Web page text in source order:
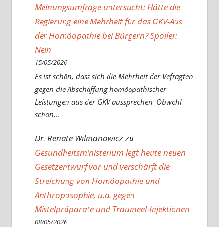
Meinungsumfrage untersucht: Hätte die
Regierung eine Mehrheit für das GKV-Aus
der Homöopathie bei Bürgern? Spoiler:
Nein
15/05/2026
Es ist schön, dass sich die Mehrheit der Vefragten
gegen die Abschaffung homöopathischer
Leistungen aus der GKV aussprechen. Obwohl
schon…
Dr. Renate Wilmanowiczzu
Gesundheitsministerium legt heute neuen
Gesetzentwurf vor und verschärft die
Streichung von Homöopathie und
Anthroposophie, u.a. gegen
Mistelpräparate und Traumeel-Injektionen
08/05/2026